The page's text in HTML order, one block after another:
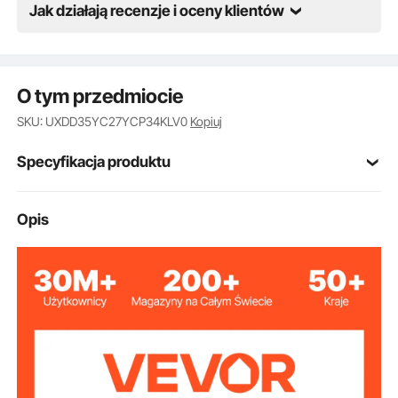
Jak działają recenzje i oceny klientów
O tym przedmiocie
SKU: UXDD35YC27YCP34KLV0 Kopiuj
Specyfikacja produktu
Numer modelu
przedmiotu
Pasujący rozmiar
drewna
3,5 cala / 89 mm
Całkowita
4 sztuki
Opis